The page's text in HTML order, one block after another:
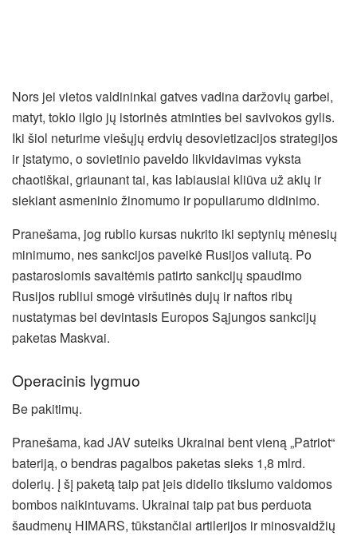
Nors jei vietos valdininkai gatves vadina daržovių garbei,
matyt, tokio ilgio jų istorinės atminties bei savivokos gylis.
Iki šiol neturime viešųjų erdvių desovietizacijos strategijos
ir įstatymo, o sovietinio paveldo likvidavimas vyksta
chaotiškai, griaunant tai, kas labiausiai kliūva už akių ir
siekiant asmeninio žinomumo ir populiarumo didinimo.
Pranešama, jog rublio kursas nukrito iki septynių mėnesių
minimumo, nes sankcijos paveikė Rusijos valiutą. Po
pastarosiomis savaitėmis patirto sankcijų spaudimo
Rusijos rubliui smogė viršutinės dujų ir naftos ribų
nustatymas bei devintasis Europos Sąjungos sankcijų
paketas Maskvai.
Operacinis lygmuo
Be pakitimų.
Pranešama, kad JAV suteiks Ukrainai bent vieną „Patriot“
bateriją, o bendras pagalbos paketas sieks 1,8 mlrd.
dolerių. Į šį paketą taip pat įeis didelio tikslumo valdomos
bombos naikintuvams. Ukrainai taip pat bus perduota
šaudmenų HIMARS, tūkstančiai artilerijos ir minosvaidžių